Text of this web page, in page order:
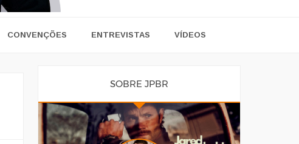
CONVENÇÕES ENTREVISTAS VÍDEOS
SOBRE JPBR